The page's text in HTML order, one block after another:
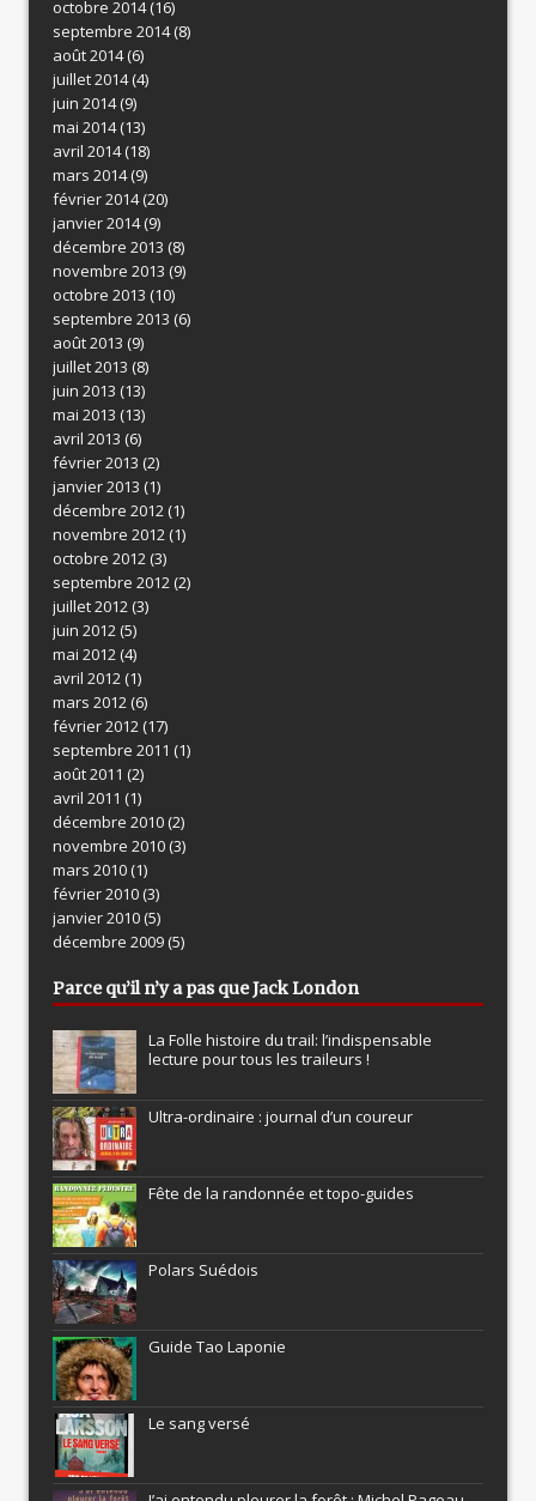
octobre 2014(16)
septembre 2014(8)
août 2014(6)
juillet 2014(4)
juin 2014(9)
mai 2014(13)
avril 2014(18)
mars 2014(9)
février 2014(20)
janvier 2014(9)
décembre 2013 (8)
novembre 2013 (9)
octobre 2013 (10)
septembre 2013 (6)
août 2013 (9)
juillet 2013 (8)
juin 2013 (13)
mai 2013 (13)
avril 2013 (6)
février 2013 (2)
janvier 2013 (1)
décembre 2012(1)
novembre 2012(1)
octobre 2012(3)
septembre 2012(2)
juillet 2012(3)
juin 2012(5)
mai 2012(4)
avril 2012(1)
mars 2012(6)
février 2012(17)
septembre 2011 (1)
août 2011 (2)
avril 2011 (1)
décembre 2010(2)
novembre 2010(3)
mars 2010(1)
février 2010(3)
janvier 2010(5)
décembre 2009(5)
Parce qu’il n’y a pas que Jack London
La Folle histoire du trail: l’indispensable
lecture pour tous les traileurs !
Ultra-ordinaire : journal d’un coureur
Fête de la randonnée et topo-guides
Polars Suédois
Guide Tao Laponie
Le sang versé